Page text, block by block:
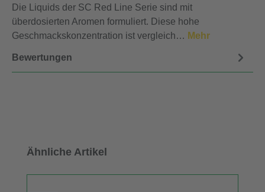
Die Liquids der SC Red Line Serie sind mit
überdosierten Aromen formuliert. Diese hohe
Geschmackskonzentration ist vergleich… Mehr
Bewertungen
Produktgalerie überspringen
Ähnliche Artikel